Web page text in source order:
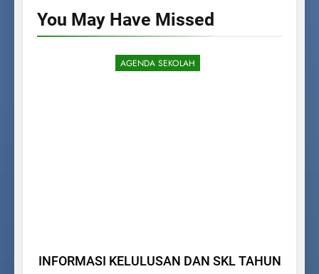
You May Have Missed
AGENDA SEKOLAH
INFORMASI KELULUSAN DAN SKL TAHUN